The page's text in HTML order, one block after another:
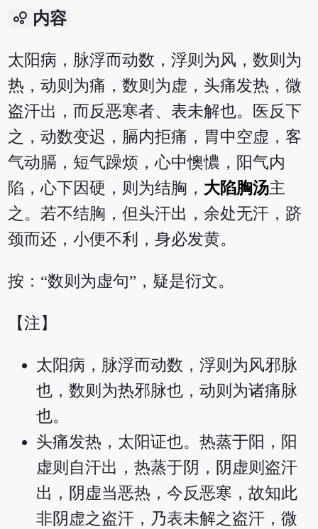
bubble_chart 内容
太阳病，脉浮而动数，浮则为风，数则为
热，动则为痛，数则为虚，头痛发热，微
盗汗出，而反恶寒者、表未解也。医反下
之，动数变迟，膈内拒痛，胃中空虚，客
气动膈，短气躁烦，心中懊憹，阳气内
陷，心下因硬，则为结胸， 大陷胸汤主
之。若不结胸，但头汗出，余处无汗，跻
颈而还，小便不利，身必发黄。
按：“数则为虚句”，疑是衍文。
【注】
太阳病，脉浮而动数，浮则为风邪脉
也，数则为热邪脉也，动则为诸痛脉
也。
头痛发热，太阳证也。热蒸于阳，阳
虚则自汗出，热蒸于阴，阴虚则盗汗
出，阴虚当恶热，今反恶寒，故知此
非阴虚之盗汗，乃表未解之盗汗，微